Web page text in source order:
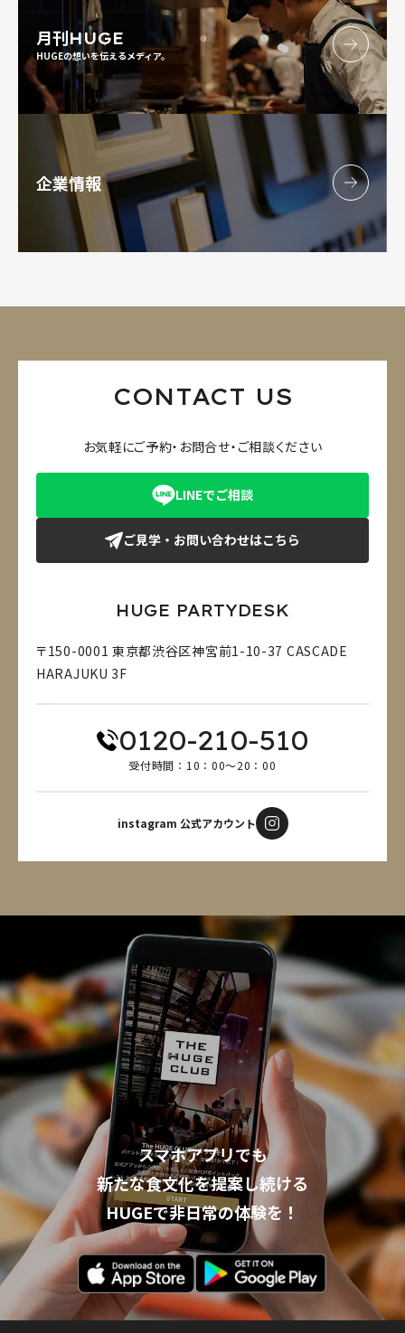
月刊HUGE
HUGEの想いを伝えるメディア。
企業情報
CONTACT US
お気軽にご予約・お問合せ・ご相談ください
LINEでご相談
ご見学・お問い合わせはこちら
HUGE PARTYDESK
〒150-0001 東京都渋谷区神宮前1-10-37 CASCADE
HARAJUKU 3F
0120-210-510
受付時間：10：00～20：00
instagram 公式アカウント
スマホアプリでも
新たな食文化を提案し続ける
HUGEで非日常の体験を！